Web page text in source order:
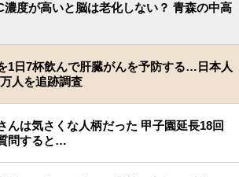
濃度が高いと脳は老化しない？ 青森の中高
1日7杯飲んで肝臓がんを予防する…日本人
人を追跡調査
んは気さくな人柄だった 甲子園延長18回
問すると…